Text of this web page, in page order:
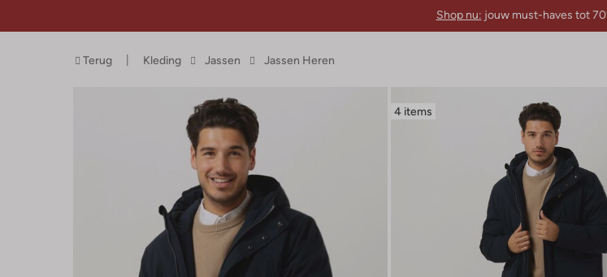
Shop nu: jouw must-haves tot
Terug Kleding Jassen Jassen Heren
4 items